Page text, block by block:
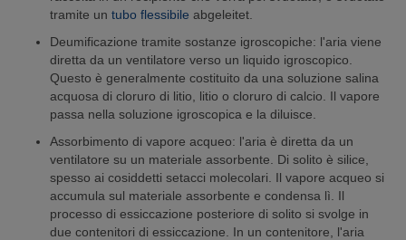
tramite un tubo flessibile abgeleitet.
Deumificazione tramite sostanze igroscopiche: l'aria viene
diretta da un ventilatore verso un liquido igroscopico.
Questo è generalmente costituito da una soluzione salina
acquosa di cloruro di litio, litio o cloruro di calcio. Il vapore
passa nella soluzione igroscopica e la diluisce.
Assorbimento di vapore acqueo: l'aria è diretta da un
ventilatore su un materiale assorbente. Di solito è silice,
spesso ai cosiddetti setacci molecolari. Il vapore acqueo si
accumula sul materiale assorbente e condensa lì. Il
processo di essiccazione posteriore di solito si svolge in
due contenitori di essiccazione. In un contenitore, l'aria